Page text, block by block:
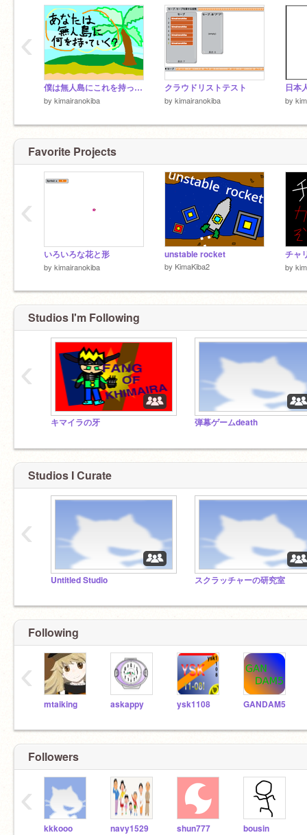
僕は無人島にこれを持っていく？
by kimairanokiba
クラウドリストテスト
by kimairanokiba by
‹
Favorite Projects
いろいろな花と形
by kimairanokiba
unstable rocket
by KimaKiba2 by
‹
Studios I'm Following
キマイラの牙 弾幕ゲームdeath
‹
Studios I Curate
Untitled Studio スクラッチャーの研究室
‹
Following
mtaiking askappy ysk1108 GANDAM5
‹
Followers
kkkooo navy1529 shun777 bousin
‹